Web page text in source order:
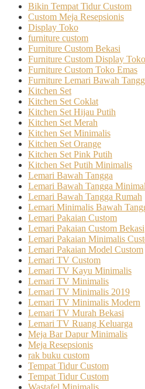
Bikin Tempat Tidur Custom
Custom Meja Resepsionis
Display Toko
furniture custom
Furniture Custom Bekasi
Furniture Custom Display Toko
Furniture Custom Toko Emas
Furniture Lemari Bawah
Kitchen Set
Kitchen Set Coklat
Kitchen Set Hijau Putih
Kitchen Set Merah
Kitchen Set Minimalis
Kitchen Set Orange
Kitchen Set Pink Putih
Kitchen Set Putih Minimalis
Lemari Bawah Tangga
Lemari Bawah Tangga
Lemari Bawah Tangga Rumah
Lemari Minimalis Bawah
Lemari Pakaian Custom
Lemari Pakaian Custom Bekasi
Lemari Pakaian Minimalis
Lemari Pakaian Model Custom
Lemari TV Custom
Lemari TV Kayu Minimalis
Lemari TV Minimalis
Lemari TV Minimalis 2019
Lemari TV Minimalis Modern
Lemari TV Murah Bekasi
Lemari TV Ruang Keluarga
Meja Bar Dapur Minimalis
Meja Resepsionis
rak buku custom
Tempat Tidur Custom
Tempat Tidur Custom
Wastafel Minimalis